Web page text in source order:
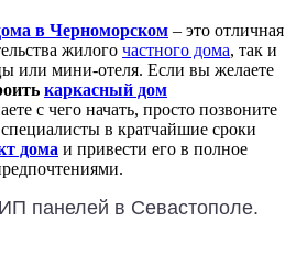
в Черноморском – это отличная
жилого частного дома, так и
или мини-отеля. Если вы желаете
каркасный дом
с чего начать, просто позвоните
в кратчайшие сроки
дома и привести его в полное
панелей в Севастополе.